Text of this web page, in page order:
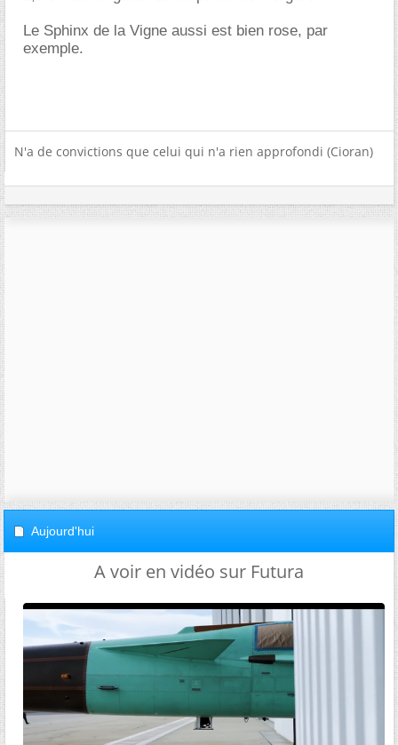
Le Sphinx de la Vigne aussi est bien rose, par
exemple.
N'a de convictions que celui qui n'a rien approfondi (Cioran)
Aujourd'hui
A voir en vidéo sur Futura